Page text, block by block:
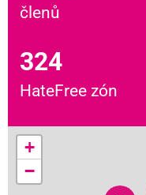
členů
324
HateFree zón
+
−